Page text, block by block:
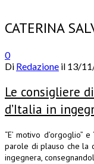
CATERINA
0
Di Redazione il 13/
Le consigliere
d’Italia in
“E’ motivo
parole di plauso che la
ingegnera,